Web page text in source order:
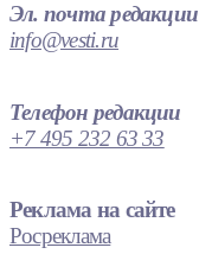
Эл. почта редакции
info@vesti.ru
Телефон редакции
+7 495 232 63 33
Реклама на сайте
Росреклама